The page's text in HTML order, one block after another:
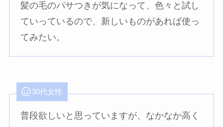
髪の毛のパサつきが気になって、色々と試し
ていっているので、新しいものがあれば使っ
てみたい。
30代女性
普段欲しいと思っていますが、なかなか高く